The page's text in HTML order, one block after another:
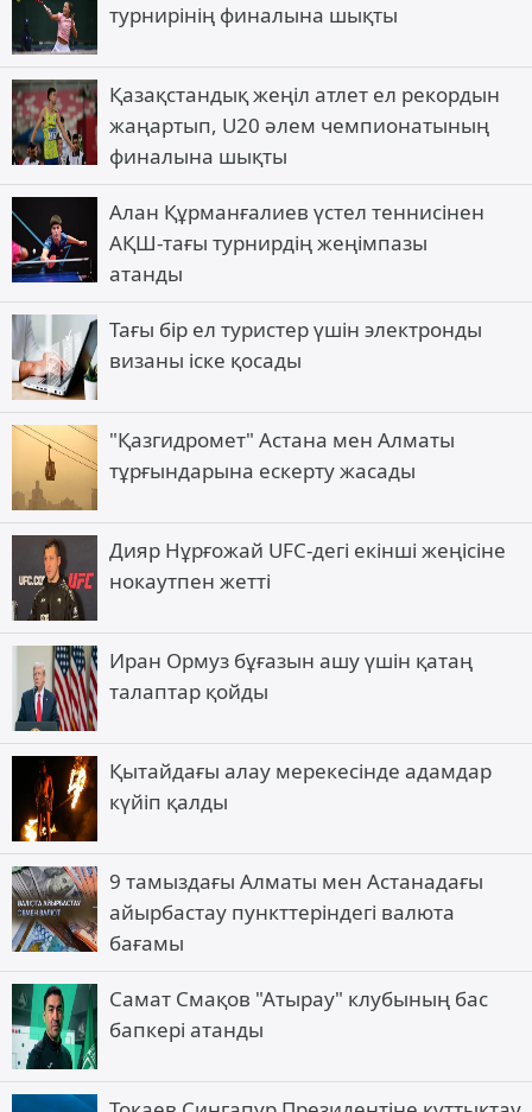
турнирінің финалына шықты
Қазақстандық жеңіл атлет ел рекордын
жаңартып, U20 әлем чемпионатының
финалына шықты
Алан Құрманғалиев үстел теннисінен
АҚШ-тағы турнирдің жеңімпазы
атанды
Тағы бір ел туристер үшін электронды
визаны іске қосады
"Қазгидромет" Астана мен Алматы
тұрғындарына ескерту жасады
Дияр Нұрғожай UFC-дегі екінші жеңісіне
нокаутпен жетті
Иран Ормуз бұғазын ашу үшін қатаң
талаптар қойды
Қытайдағы алау мерекесінде адамдар
күйіп қалды
9 тамыздағы Алматы мен Астанадағы
айырбастау пункттеріндегі валюта
бағамы
Самат Смақов "Атырау" клубының бас
бапкері атанды